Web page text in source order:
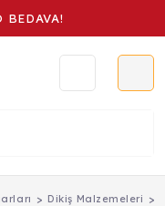
BEDAVA!
Dikiş Malzemeleri